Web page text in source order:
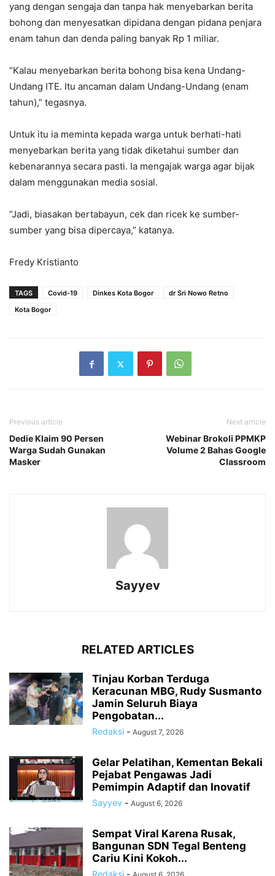
yang dengan sengaja dan tanpa hak menyebarkan berita
bohong dan menyesatkan dipidana dengan pidana penjara
enam tahun dan denda paling banyak Rp 1 miliar.
“Kalau menyebarkan berita bohong bisa kena Undang-
Undang ITE. Itu ancaman dalam Undang-Undang (enam
tahun),” tegasnya.
Untuk itu ia meminta kepada warga untuk berhati-hati
menyebarkan berita yang tidak diketahui sumber dan
kebenarannya secara pasti. Ia mengajak warga agar bijak
dalam menggunakan media sosial.
“Jadi, biasakan bertabayun, cek dan ricek ke sumber-
sumber yang bisa dipercaya,” katanya.
Fredy Kristianto
TAGS Covid-19 Dinkes Kota Bogor
dr Sri Nowo Retno
Kota Bogor
Previous article
Dedie Klaim 90 Persen
Warga Sudah Gunakan
Masker
Next article
Webinar Brokoli PPMKP
Volume 2 Bahas Google
Classroom
Sayyev
RELATED ARTICLES
Tinjau Korban Terduga
Keracunan MBG, Rudy Susmanto
Jamin Seluruh Biaya
Pengobatan...
Redaksi - August 7, 2026
Gelar Pelatihan, Kementan Bekali
Pejabat Pengawas Jadi
Pemimpin Adaptif dan Inovatif
Sayyev - August 6, 2026
Sempat Viral Karena Rusak,
Bangunan SDN Tegal Benteng
Cariu Kini Kokoh...
Redaksi -